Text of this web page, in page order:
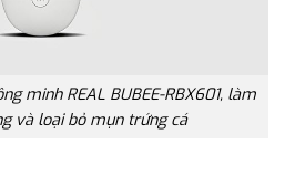
minh REAL BUBEE-RBX601, làm
và loại bỏ mụn trứng cá